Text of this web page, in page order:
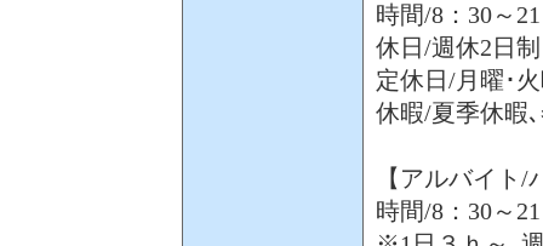
時間/8：30～
休日/週休2日制
定休日/月曜･
休暇/夏季休暇
【アルバイト/
時間/8：30～